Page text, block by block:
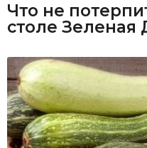
Что не
столе Зеленая